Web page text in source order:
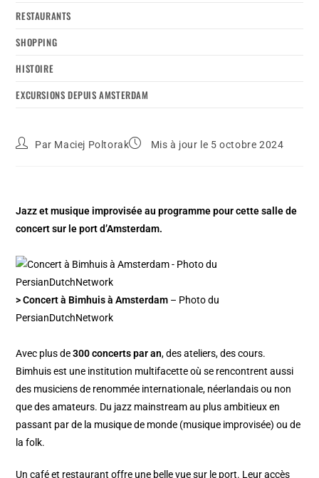
RESTAURANTS
SHOPPING
HISTOIRE
EXCURSIONS DEPUIS AMSTERDAM
Par Maciej Poltorak Mis à jour le 5 octobre 2024
Jazz et musique improvisée au programme pour cette salle de
concert sur le port d’Amsterdam.
> Concert à Bimhuis à Amsterdam – Photo du
PersianDutchNetwork
Avec plus de300 concerts par an, des ateliers, des cours.
Bimhuis est une institution multifacette où se rencontrent aussi
des musiciens de renommée internationale, néerlandais ou non
que des amateurs. Du jazz mainstream au plus ambitieux en
passant par de la musique de monde (musique improvisée) ou de
la folk.
Un café et restaurant offre une belle vue sur le port. Leur accès